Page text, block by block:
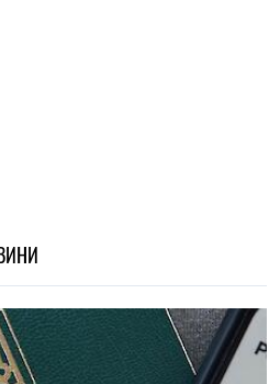
окремі норми мобілізації: